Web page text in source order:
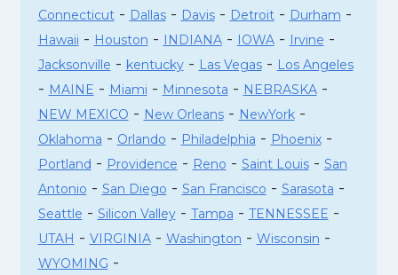
Connecticut- Dallas- Davis- Detroit- Durham -
Hawaii - Houston - INDIANA- IOWA- Irvine -
Jacksonville - kentucky- Las Vegas- Los Angeles
- MAINE - Miami - Minnesota - NEBRASKA-
NEW MEXICO - New Orleans- NewYork-
Oklahoma - Orlando - Philadelphia - Phoenix-
Portland - Providence - Reno - Saint Louis- San
Antonio - San Diego - San Francisco - Sarasota -
Seattle - Silicon Valley- Tampa - TENNESSEE -
UTAH - VIRGINIA- Washington - Wisconsin -
WYOMING -